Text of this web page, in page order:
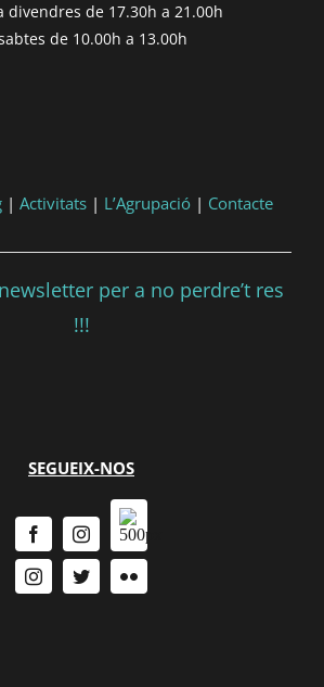
divendres de 17.30h a 21.00h
de 10.00h a 13.00h
| Activitats| L’Agrupació| Contacte
per a no perdre’t res
!!!
SEGUEIX-NOS